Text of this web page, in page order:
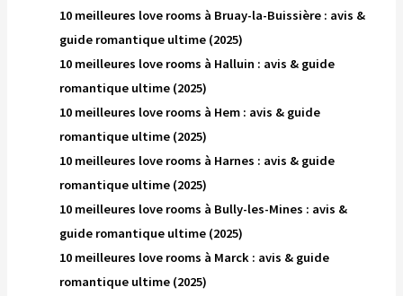
10 meilleures love rooms à Bruay-la-Buissière : avis &
guide romantique ultime (2025)
10 meilleures love rooms à Halluin : avis & guide
romantique ultime (2025)
10 meilleures love rooms à Hem : avis & guide
romantique ultime (2025)
10 meilleures love rooms à Harnes : avis & guide
romantique ultime (2025)
10 meilleures love rooms à Bully-les-Mines : avis &
guide romantique ultime (2025)
10 meilleures love rooms à Marck : avis & guide
romantique ultime (2025)